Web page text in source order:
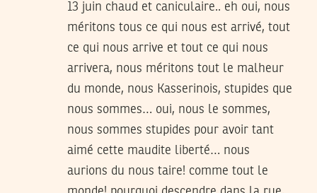
13 juin chaud et caniculaire.. eh oui, nous
méritons tous ce qui nous est arrivé, tout
ce qui nous arrive et tout ce qui nous
arrivera, nous méritons tout le malheur
du monde, nous Kasserinois, stupides que
nous sommes… oui, nous le sommes,
nous sommes stupides pour avoir tant
aimé cette maudite liberté… nous
aurions du nous taire! comme tout le